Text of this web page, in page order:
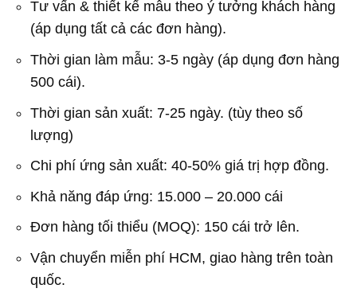
Tư vấn & thiết kế mẫu theo ý tưởng khách hàng
(áp dụng tất cả các đơn hàng).
Thời gian làm mẫu: 3-5 ngày (áp dụng đơn hàng
500 cái).
Thời gian sản xuất: 7-25 ngày. (tùy theo số
lượng)
Chi phí ứng sản xuất: 40-50% giá trị hợp đồng.
Khả năng đáp ứng: 15.000 – 20.000 cái
Đơn hàng tối thiểu (MOQ): 150 cái trở lên.
Vận chuyển miễn phí HCM, giao hàng trên toàn
quốc.